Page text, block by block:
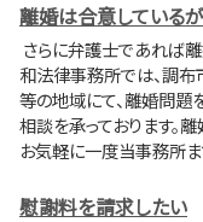
離婚は合意している
さらに弁護士であれば
和法律事務所では、調布
等の地域にて、離婚問題
相談を承っております。
お気軽に一度当事務所ま
慰謝料を請求したい